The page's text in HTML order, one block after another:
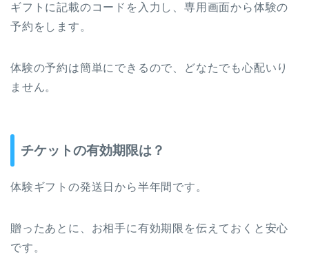
ギフトに記載のコードを入力し、専用画面から体験の
予約をします。
体験の予約は簡単にできるので、どなたでも心配いり
ません。
チケットの有効期限は？
体験ギフトの発送日から半年間です。
贈ったあとに、お相手に有効期限を伝えておくと安心
です。